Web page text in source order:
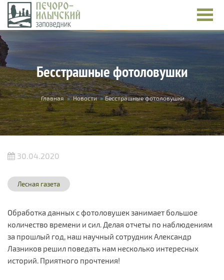
Перейти к основному содержанию
Бесстрашные фотоловушки
Вы здесь
Главная » Новости » Бесстрашные фотоловушки
30.04.2020
Лесная газета
Обработка данных с фотоловушек занимает большое
количество времени и сил. Делая отчеты по наблюдениям
за прошлый год, наш научный сотрудник Александр
Лазников решил поведать нам несколько интересных
историй. Приятного прочтения!